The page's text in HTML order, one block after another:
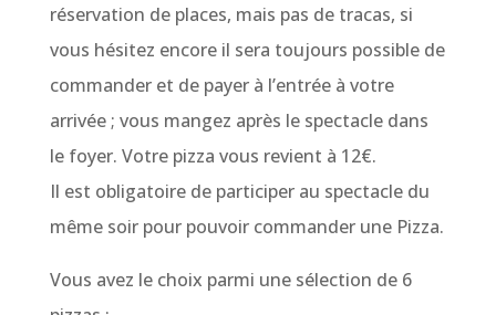
réservation de places, mais pas de tracas, si
vous hésitez encore il sera toujours possible de
commander et de payer à l’entrée à votre
arrivée ; vous mangez après le spectacle dans
le foyer. Votre pizza vous revient à 12€.
Il est obligatoire de participer au spectacle du
même soir pour pouvoir commander une Pizza.
Vous avez le choix parmi une sélection de 6